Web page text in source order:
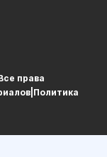
права
Политика